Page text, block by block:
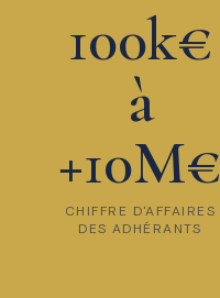
100k€
à
+10M€
CHIFFRE D'AFFAIRES
DES ADHÉRANTS